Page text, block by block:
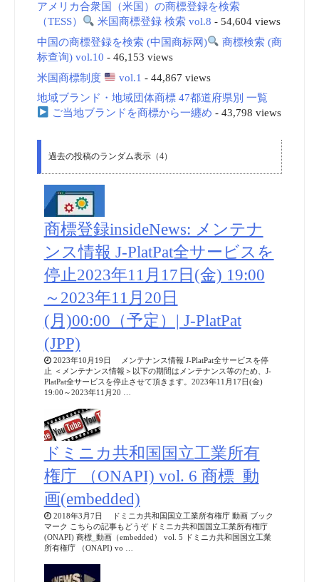
アメリカ合衆国（米国）の商標登録を検索
（TESS）
米国商標登録 検索 vol.8 - 54,604 views
中国の商標登録を検索 (中国商标网)
商標検索 (商
标查询) vol.10 - 46,153 views
米国商標制度
vol.1 - 44,867 views
地域ブランド・地域団体商標 47都道府県別 一覧
ご当地ブランドを商標から一纏め - 43,798 views
過去の投稿のランダム表示（4）
商標登録insideNews: メンテナ
ンス情報 J-PlatPat全サービスを
停止2023年11月17日(金) 19:00
～2023年11月20日
(月)00:00（予定）| J-PlatPat
(JPP)
2023年10月19日 メンテナンス情報 J-PlatPat全サービスを停
止 ＜メンテナンス情報＞以下の期間はメンテナンス等のため、J-
PlatPat全サービスを停止させて頂きます。2023年11月17日(金)
19:00～2023年11月20 …
ドミニカ共和国国立工業所有
権庁 （ONAPI) vol. 6 商標_動
画(embedded)
2018年3月7日 ドミニカ共和国国立工業所有権庁 動画 ブック
マーク こちらの記事もどうぞ ドミニカ共和国国立工業所有権庁
(ONAPI) 商標_動画（embedded） vol. 5 ドミニカ共和国国立工業
所有権庁 （ONAPI) vo …